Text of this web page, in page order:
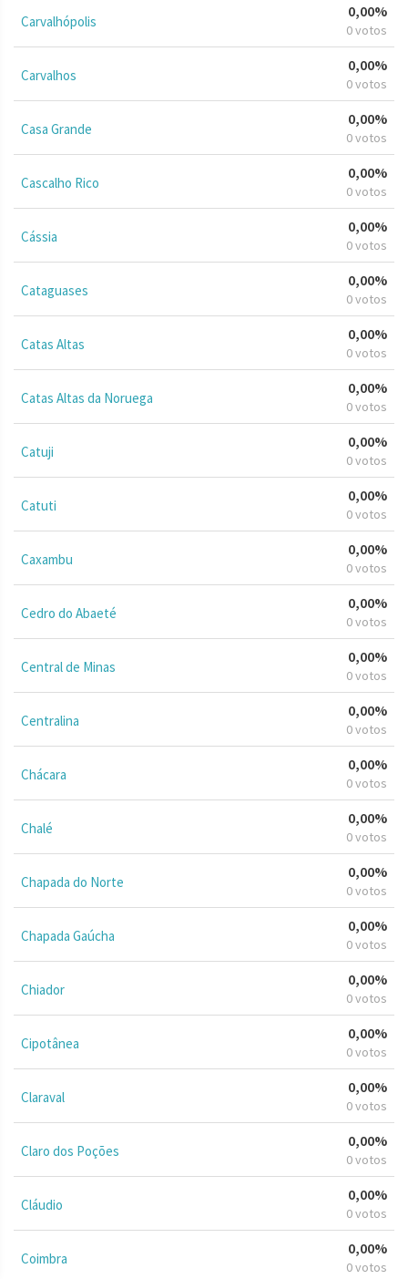
Carvalhópolis
0,00%
0 votos
Carvalhos
0,00%
0 votos
Casa Grande
0,00%
0 votos
Cascalho Rico
0,00%
0 votos
Cássia
0,00%
0 votos
Cataguases
0,00%
0 votos
Catas Altas
0,00%
0 votos
Catas Altas da Noruega
0,00%
0 votos
Catuji
0,00%
0 votos
Catuti
0,00%
0 votos
Caxambu
0,00%
0 votos
Cedro do Abaeté
0,00%
0 votos
Central de Minas
0,00%
0 votos
Centralina
0,00%
0 votos
Chácara
0,00%
0 votos
Chalé
0,00%
0 votos
Chapada do Norte
0,00%
0 votos
Chapada Gaúcha
0,00%
0 votos
Chiador
0,00%
0 votos
Cipotânea
0,00%
0 votos
Claraval
0,00%
0 votos
Claro dos Poções
0,00%
0 votos
Cláudio
0,00%
0 votos
Coimbra
0,00%
0 votos